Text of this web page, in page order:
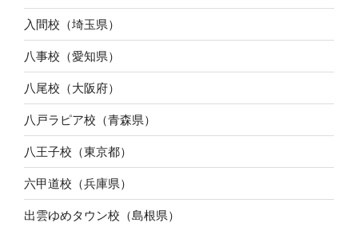
入間校（埼玉県）
八事校（愛知県）
八尾校（大阪府）
八戸ラピア校（青森県）
八王子校（東京都）
六甲道校（兵庫県）
出雲ゆめタウン校（島根県）